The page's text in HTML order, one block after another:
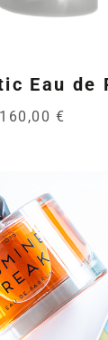
Eau de
160,00 €